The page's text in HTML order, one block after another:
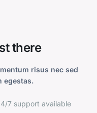
there
risus nec sed
egestas.
7 support available